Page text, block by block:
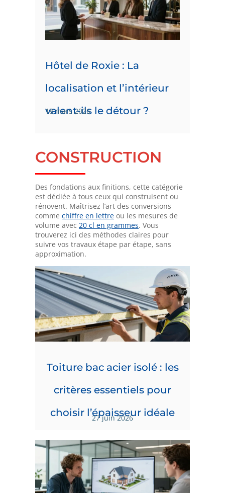
Hôtel de Roxie : La
localisation et l’intérieur
valent-ils le détour ?
18 mars 2026
CONSTRUCTION
Des fondations aux finitions, cette catégorie
est dédiée à tous ceux qui construisent ou
rénovent. Maîtrisez l’art des conversions
comme chiffre en lettre ou les mesures de
volume avec 20 cl en grammes. Vous
trouverez ici des méthodes claires pour
suivre vos travaux étape par étape, sans
approximation.
Toiture bac acier isolé : les
critères essentiels pour
choisir l’épaisseur idéale
27 juin 2026